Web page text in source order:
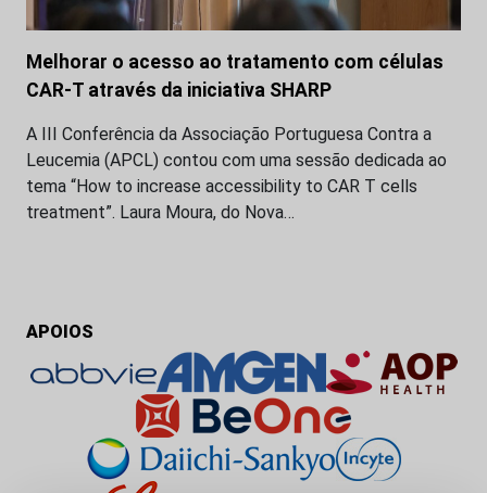
Melhorar o acesso ao tratamento com células
CAR-T através da iniciativa SHARP
A III Conferência da Associação Portuguesa Contra a
Leucemia (APCL) contou com uma sessão dedicada ao
tema “How to increase accessibility to CAR T cells
treatment”. Laura Moura, do Nova…
APOIOS